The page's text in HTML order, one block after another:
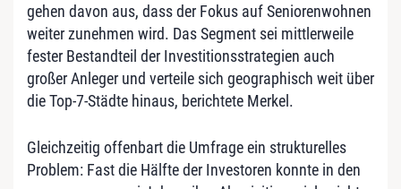
gehen davon aus, dass der Fokus auf Seniorenwohnen
weiter zunehmen wird. Das Segment sei mittlerweile
fester Bestandteil der Investitionsstrategien auch
großer Anleger und verteile sich geographisch weit über
die Top-7-Städte hinaus, berichtete Merkel.
Gleichzeitig offenbart die Umfrage ein strukturelles
Problem: Fast die Hälfte der Investoren konnte in den